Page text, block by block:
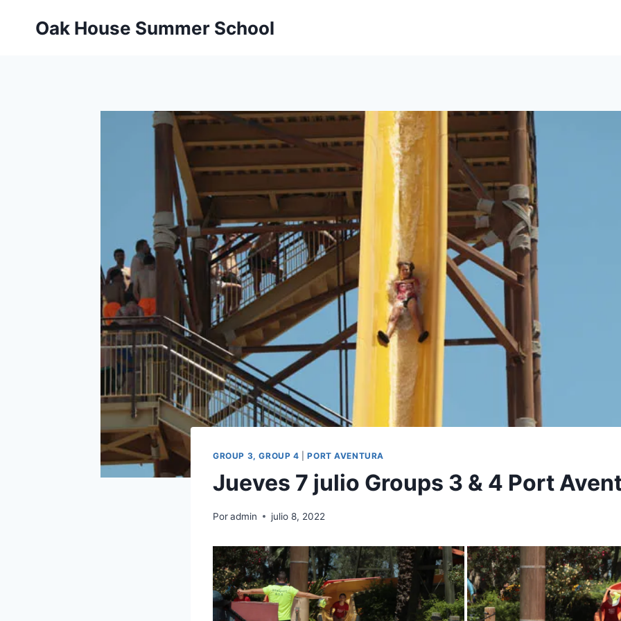
Oak House Summer School
GROUP 3, GROUP 4 |PORT AVENTURA
Jueves 7 julio Groups 3 & 4 Port
Poradmin julio 8, 2022